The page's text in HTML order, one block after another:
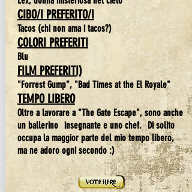
CIBO/I PREFERITO/I
Tacos (chi non ama i tacos?)
COLORI PREFERITI
Blu
FILM PREFERITI)
"Forrest Gump", "Bad Times at the El Royale"
TEMPO LIBERO
Oltre a lavorare a "The Gate Escape", sono anche
un ballerino insegnante e uno chef. Di solito
occupa la maggior parte del mio tempo libero,
ma ne adoro ogni secondo :)